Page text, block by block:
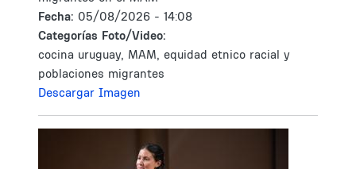
Fecha: 05/08/2026 - 14:08
Categorías Foto/Video:
cocina uruguay, MAM, equidad etnico racial y
poblaciones migrantes
Descargar Imagen